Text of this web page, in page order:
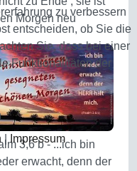
Morgen neu
3,6 b - ...ich bin
erwacht, denn der
zu verbessern
entscheiden, ob Sie die
Sie, dass bei einer
Funktionalitäten der
| Impressum